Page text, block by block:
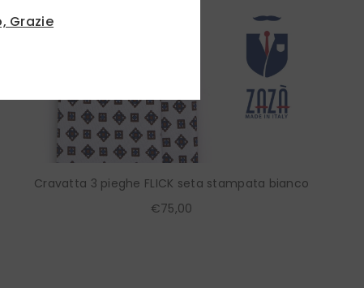
Cravatta 3 pieghe FLICK seta stampata bianco
€75,00
Grazie